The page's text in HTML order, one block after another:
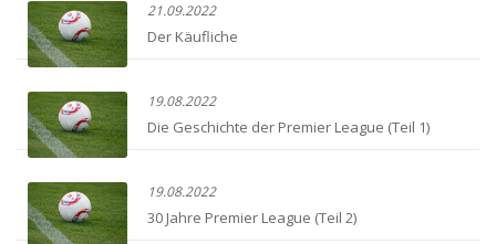
21.09.2022
Der Käufliche
19.08.2022
Die Geschichte der Premier League (Teil 1)
19.08.2022
30 Jahre Premier League (Teil 2)